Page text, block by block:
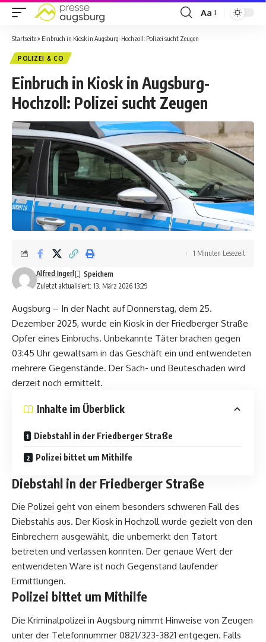
Aa
Startseite» Einbruch in Kiosk in Augsburg-Hochzoll: Polizei sucht Zeugen
POLIZEI & CO
Einbruch in Kiosk in Augsburg-
Hochzoll: Polizei sucht Zeugen
Zuletzt aktualisiert: 13. März 2026 13:29
Alfred Ingerl
1 Minuten Lesezeit
Augsburg – In der Nacht auf Donnerstag, dem 25.
Dezember 2025, wurde ein Kiosk in der Friedberger Straße
Opfer eines Einbruchs. Unbekannte Täter brachen gegen
03:45 Uhr gewaltsam in das Geschäft ein und entwendeten
mehrere Gegenstände. Der Sach- und Beuteschaden wird
derzeit noch ermittelt.
Inhalte im Überblick
Diebstahl in der Friedberger Straße
Polizei bittet um Mithilfe
Diebstahl in der Friedberger Straße
Die Polizei geht von einem besonders schweren Fall des
Diebstahls aus. Der Kiosk in Hochzoll wurde gezielt von den
Einbrechern ausgewählt, die unbemerkt den Tatort
betreten und verlassen konnten. Der genaue Wert der
entwendeten Ware ist noch Gegenstand laufender
Ermittlungen.
Polizei bittet um Mithilfe
Die Kriminalpolizei in Augsburg nimmt Hinweise von Zeugen
unter der Telefonnummer 0821/323-3821 entgegen. Falls